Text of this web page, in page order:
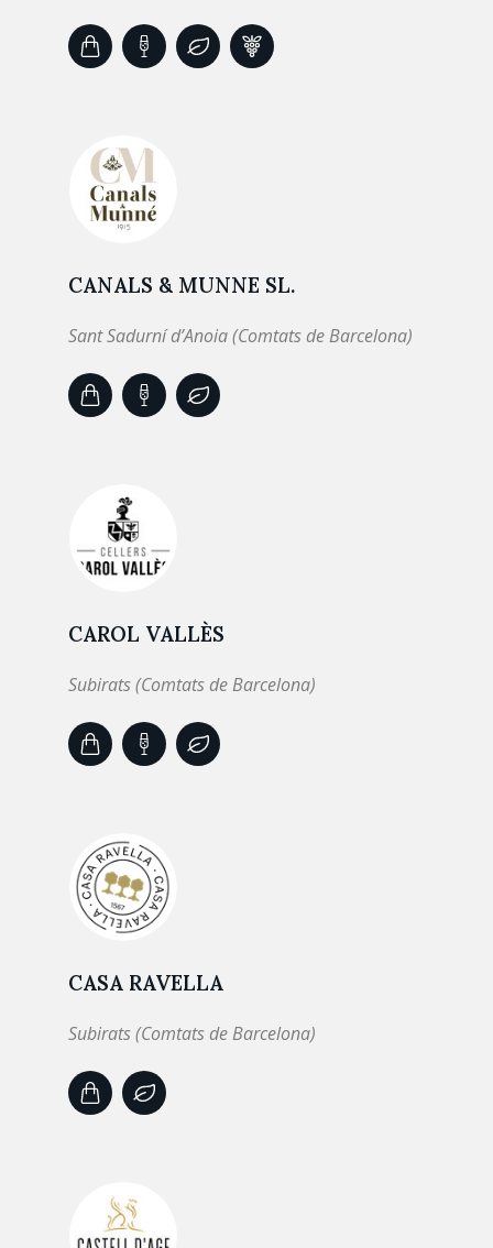
CANALS & MUNNE SL.
Sant Sadurní d’Anoia (Comtats de Barcelona)
CAROL VALLÈS
Subirats (Comtats de Barcelona)
CASA RAVELLA
Subirats (Comtats de Barcelona)